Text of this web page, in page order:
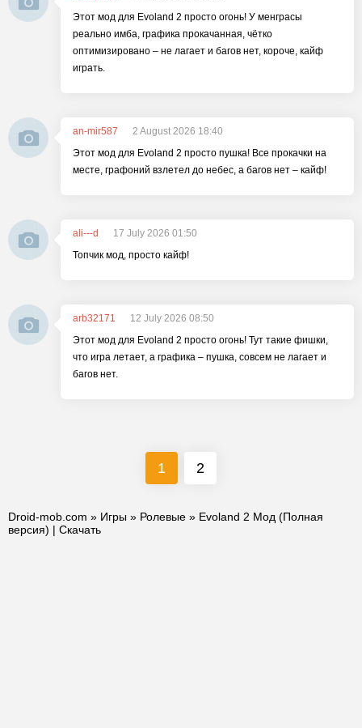
Этот мод для Evoland 2 просто огонь! У менграсы
реально имба, графика прокачанная, чётко
оптимизировано – не лагает и багов нет, короче, кайф
играть.
an-mir587
2 August 2026 18:40
Этот мод для Evoland 2 просто пушка! Все прокачки на
месте, графоний взлетел до небес, а багов нет – кайф!
ali---d
17 July 2026 01:50
Топчик мод, просто кайф!
arb32171
12 July 2026 08:50
Этот мод для Evoland 2 просто огонь! Тут такие фишки,
что игра летает, а графика – пушка, совсем не лагает и
багов нет.
1 2
Droid-mob.com » Игры » Ролевые » Evoland 2 Мод (Полная
версия) | Скачать